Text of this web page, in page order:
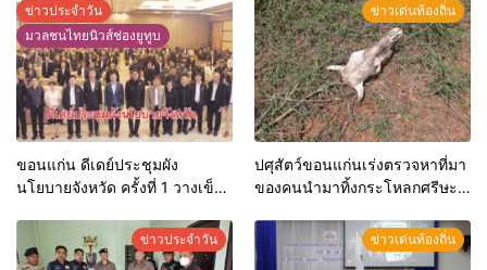
ข่าวประจำวัน
มวลชนไทยนิวส์ช่องยูทูบ
ขอนแก่น ดีเดย์ประชุมผัง
นโยบายจังหวัด ครั้งที่ 1 วางเข็ม
ข่าวเด่นท้องถิ่น
ปศุสัตว์ขอนแก่นเร่งตรวจหาที่มา
ของคนนำมาทิ้งกระโหลกศรีษะ
พื้นที่มักง่าย หากตรวจพบมีความ
ผิดทันที
ข่าวประจำวัน ข่าวเด่นท้องถิ่น